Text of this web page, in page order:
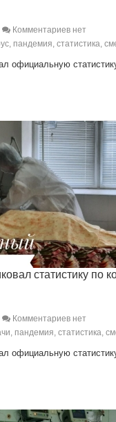
Комментариев нет
пандемия, статистика,
официальную
статистику по
Комментариев нет
пандемия, статистика,
официальную